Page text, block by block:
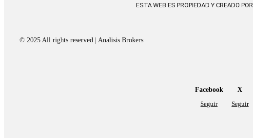
ESTA WEB ES PROPIEDAD Y CREADO POR
© 2025 All rights reserved | Analisis Brokers
Facebook
Seguir
X
Seguir